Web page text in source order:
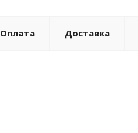
Оплата Доставка